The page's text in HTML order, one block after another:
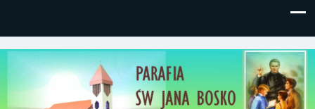
Parafia św, Jana Bosko w
Olsztynie
Gutkowo, ul. Żółkiewskiego 1